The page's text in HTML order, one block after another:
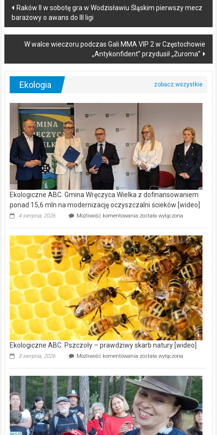
Post
navigation
Raków II w sobotę gra w Wodzisławiu Śląskim pierwszy mecz
barażowy o awans do III ligi
W walce wieczoru podczas Gali MMA VIP 2 w Częstochowie
„Antykonfident” przydusił „Żuroma”
Ekologia
Ekologiczne ABC. Gmina Wręczyca Wielka z dofinansowaniem
ponad 15,6 mln na modernizację oczyszczalni ścieków [wideo]
4 sierpnia, 2026 Możliwość komentowania Ekologiczne
Wręczyca
Wielka
z
dofinansowaniem
ponad
15,6
mln
na
modernizację
oczyszczalni
ścieków
[wideo]
została wyłączona
Ekologiczne ABC. Pszczoły – prawdziwy skarb natury [wideo]
3 sierpnia, 2026 Możliwość komentowania Ekologiczne
–
prawdziwy
skarb
natury
[wideo]
została wyłączona